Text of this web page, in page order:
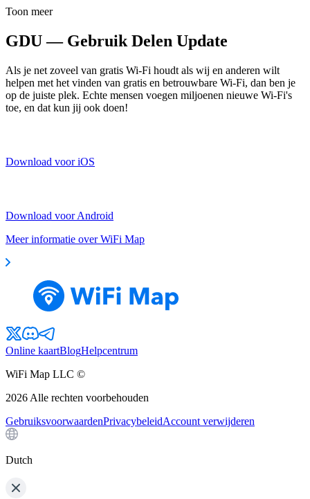
Toon meer
GDU — Gebruik Delen Update
Als je net zoveel van gratis Wi-Fi houdt als wij en anderen wilt
helpen met het vinden van gratis en betrouwbare Wi-Fi, dan ben je
op de juiste plek. Echte mensen voegen miljoenen nieuwe Wi-Fi's
toe, en dat kun jij ook doen!
Download voor iOS
Download voor Android
Meer informatie over WiFi Map
Online kaartBlogHelpcentrum
WiFi Map LLC ©
2026 Alle rechten voorbehouden
GebruiksvoorwaardenPrivacybeleidAccount verwijderen
Dutch